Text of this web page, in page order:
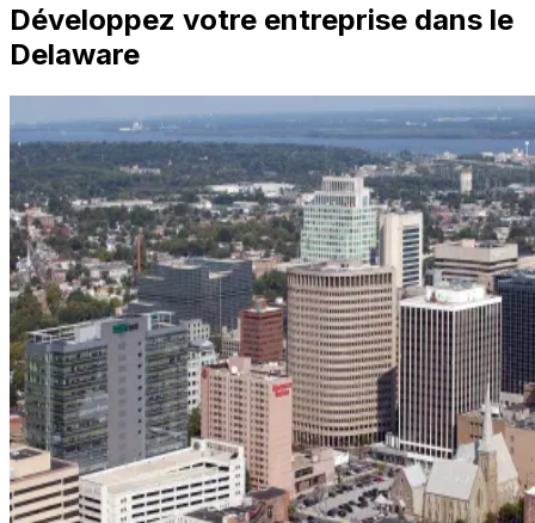
Développez votre entreprise dans le
Delaware